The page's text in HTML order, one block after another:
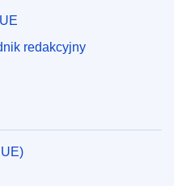
redakcyjny